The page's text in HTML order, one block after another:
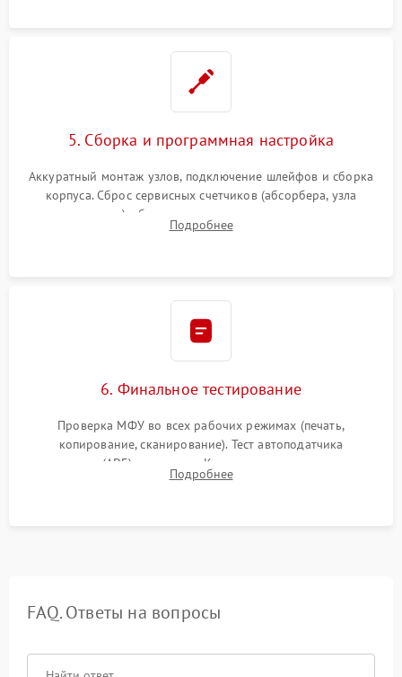
5. Сборка и программная настройка
Аккуратный монтаж узлов, подключение шлейфов и сборка
корпуса. Сброс сервисных счетчиков (абсорбера, узла
закрепления), обновление прошивки и программная
калибровка цветопередачи и позиционирования сканера.
Подробнее
6. Финальное тестирование
Проверка МФУ во всех рабочих режимах (печать,
копирование, сканирование). Тест автоподатчика
документов (ADF) и дуплекса. Контроль качества отпечатка
на отсутствие серого фона, полос и надежность запекания
Подробнее
FAQ. Ответы на вопросы